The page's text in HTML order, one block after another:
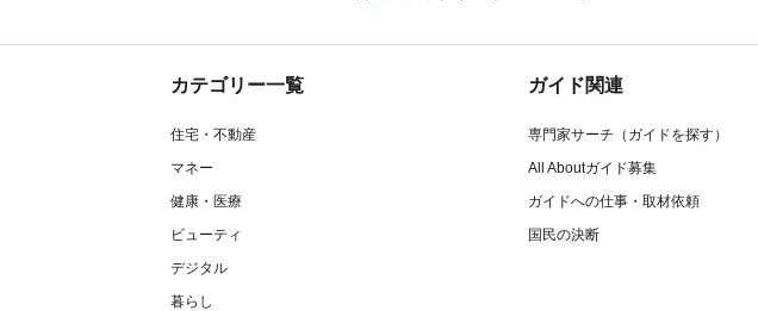
カテゴリー一覧
住宅・不動産
マネー
健康・医療
ビューティ
デジタル
暮らし
ガイド関連
専門家サーチ（ガイドを探す）
All Aboutガイド募集
ガイドへの仕事・取材依頼
国民の決断